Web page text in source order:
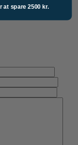
spare 2500 kr.